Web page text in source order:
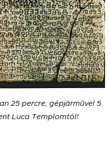
25 percre, gépjárművel 5
Luca Templomtól!